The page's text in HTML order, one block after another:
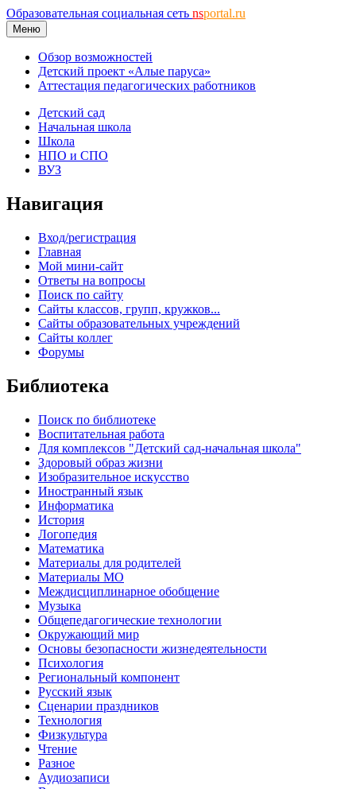
Образовательная социальная сеть nsportal.ru
Меню
Обзор возможностей
Детский проект «Алые паруса»
Аттестация педагогических работников
Детский сад
Начальная школа
Школа
НПО и СПО
ВУЗ
Навигация
Вход/регистрация
Главная
Мой мини-сайт
Ответы на вопросы
Поиск по сайту
Сайты классов, групп, кружков...
Сайты образовательных учреждений
Сайты коллег
Форумы
Библиотека
Поиск по библиотеке
Воспитательная работа
Для комплексов "Детский сад-начальная школа"
Здоровый образ жизни
Изобразительное искусство
Иностранный язык
Информатика
История
Логопедия
Математика
Материалы для родителей
Материалы МО
Междисциплинарное обобщение
Музыка
Общепедагогические технологии
Окружающий мир
Основы безопасности жизнедеятельности
Психология
Региональный компонент
Русский язык
Сценарии праздников
Технология
Физкультура
Чтение
Разное
Аудиозаписи